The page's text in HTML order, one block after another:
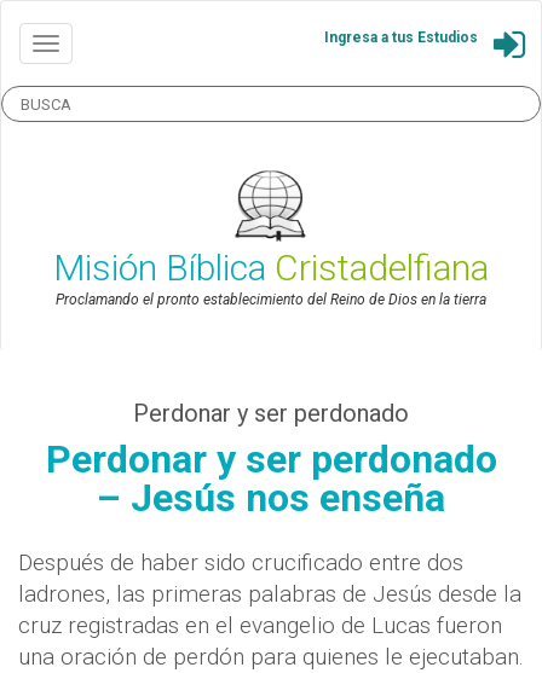
Ingresa a tus Estudios
Misión Bíblica Cristadelfiana
Proclamando el pronto establecimiento del Reino de Dios en la tierra
Perdonar y ser perdonado
Perdonar y ser perdonado
– Jesús nos enseña
Después de haber sido crucificado entre dos
ladrones, las primeras palabras de Jesús desde la
cruz registradas en el evangelio de Lucas fueron
una oración de perdón para quienes le ejecutaban.